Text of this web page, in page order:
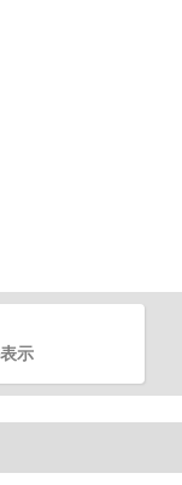
示